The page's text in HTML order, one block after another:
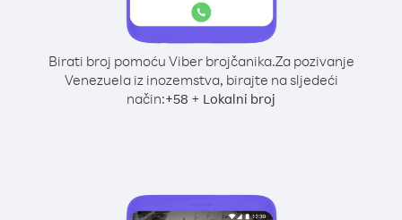
Birati broj pomoću Viber brojčanika.Za pozivanje
Venezuela iz inozemstva, birajte na sljedeći
način:+58 + Lokalni broj